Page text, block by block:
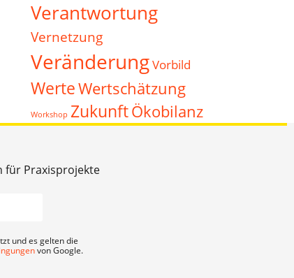
Verantwortung
Vernetzung
VeränderungVorbild
WerteWertschätzung
Workshop ZukunftÖkobilanz
für Praxisprojekte
und es gelten die
von Google.